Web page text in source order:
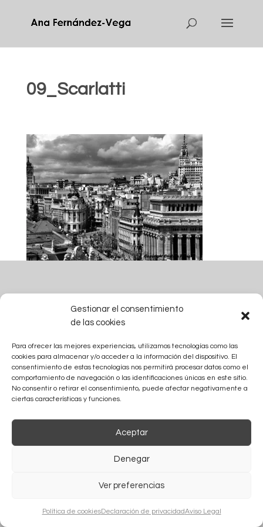
Gestionar el consentimiento
de las cookies
Para ofrecer las mejores experiencias, utilizamos tecnologías como las
cookies para almacenar y/o acceder a la información del dispositivo. El
consentimiento de estas tecnologías nos permitirá procesar datos como el
comportamiento de navegación o las identificaciones únicas en este sitio.
No consentir o retirar el consentimiento, puede afectar negativamente a
ciertas características y funciones.
Aceptar
Denegar
Ver preferencias
Política de cookiesDeclaración de privacidadAviso Legal
09_Scarlatti